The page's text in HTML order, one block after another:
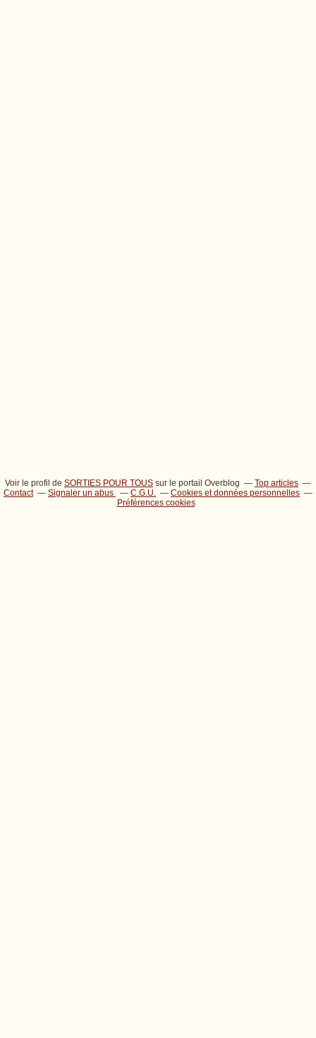
Voir le profil de SORTIES POUR TOUS sur le portail Overblog
Top articles
Contact
Signaler un abus C.G.U.
Cookies et données personnelles
Préférences cookies